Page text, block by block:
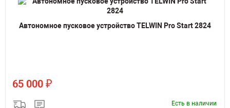
Автономное пусковое устройство TELWIN Pro Start 2824
65 000 ₽
Есть в наличии